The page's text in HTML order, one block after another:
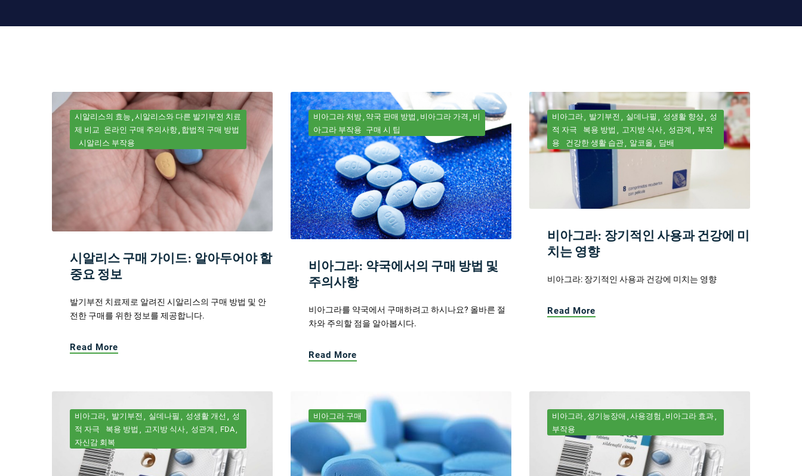
시알리스의 효능 시알리스와 다른 발기부전 치료
제 비교 온라인 구매 주의사항 합법적 구매 방법
시알리스 부작용
시알리스 구매 가이드: 알아두어야 할
중요 정보
발기부전 치료제로 알려진 시알리스의 구매 방법 및 안
전한 구매를 위한 정보를 제공합니다.
Read More
비아그라 처방 약국 판매 방법 비아그라 가격
비
아그라 부작용 구매 시 팁
비아그라: 약국에서의 구매 방법 및
주의사항
비아그라를 약국에서 구매하려고 하시나요? 올바른 절
차와 주의할 점을 알아봅시다.
Read More
비아그라 발기부전 실데나필 성생활 향상
성
적 자극
복용 방법 고지방 식사 성관계
부작
용
건강한 생활 습관 알코올 담배
비아그라: 장기적인 사용과 건강에 미
치는 영향
비아그라: 장기적인 사용과 건강에 미치는 영향
Read More
비아그라 발기부전 실데나필 성생활 개선
성
적 자극
복용 방법 고지방 식사 성관계
FDA
자신감 회복
비아그라 구매 비아그라 성기능장애 사용경험
비아그라 효과
부작용